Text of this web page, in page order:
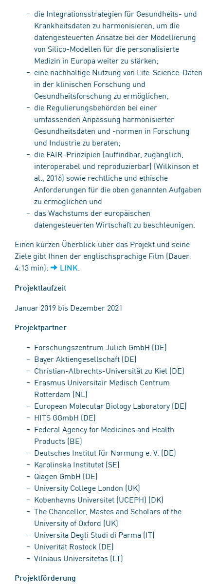
die Integrationsstrategien für Gesundheits- und
Krankheitsdaten zu harmonisieren, um die
datengesteuerten Ansätze bei der Modellierung
von Silico-Modellen für die personalisierte
Medizin in Europa weiter zu stärken;
eine nachhaltige Nutzung von Life-Science-Daten
in der klinischen Forschung und
Gesundheitsforschung zu ermöglichen;
die Regulierungsbehörden bei einer
umfassenden Anpassung harmonisierter
Gesundheitsdaten und -normen in Forschung
und Industrie zu beraten;
die FAIR-Prinzipien (auffindbar, zugänglich,
interoperabel und reproduzierbar) (Wilkinson et
al., 2016) sowie rechtliche und ethische
Anforderungen für die oben genannten Aufgaben
zu ermöglichen und
das Wachstums der europäischen
datengesteuerten Wirtschaft zu beschleunigen.
Einen kurzen Überblick über das Projekt und seine
Ziele gibt Ihnen der englischsprachige Film (Dauer:
4:13 min):
LINK
Projektlaufzeit
Januar 2019 bis Dezember 2021
Projektpartner
Forschungszentrum Jülich GmbH (DE)
Bayer Aktiengesellschaft (DE)
Christian-Albrechts-Universität zu Kiel (DE)
Erasmus Universitair Medisch Centrum
Rotterdam (NL)
European Molecular Biology Laboratory (DE)
HITS GGmbH (DE)
Federal Agency for Medicines and Health
Products (BE)
Deutsches Institut für Normung e. V. (DE)
Karolinska Institutet (SE)
Qiagen GmbH (DE)
University College London (UK)
Kobenhavns Universitet (UCEPH) (DK)
The Chancellor, Mastes and Scholars of the
University of Oxford (UK)
Universita Degli Studi di Parma (IT)
Univerität Rostock (DE)
Vilniaus Universitetas (LT)
Projektförderung